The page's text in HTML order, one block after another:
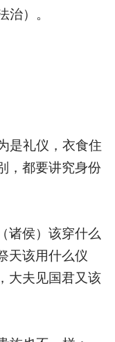
治）。
是礼仪，衣食住
，都要讲究身份
诸侯）该穿什么
天该用什么仪
大夫见国君又该